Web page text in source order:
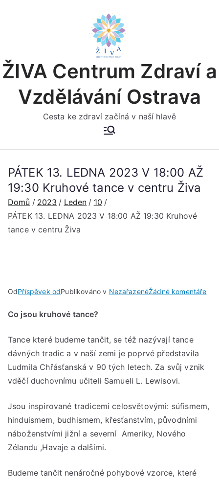
ŽIVA Centrum Zdraví a
Vzdělávání Ostrava
Cesta ke zdraví začíná v naší hlavě
PÁTEK 13. LEDNA 2023 V 18:00 AŽ
19:30 Kruhové tance v centru Živa
Domů 2023 Leden
10
PÁTEK 13. LEDNA 2023 V 18:00 AŽ 19:30 Kruhové
tance v centru Živa
OdPříspěvek odPublikováno v NezařazenéŽádné komentářeu
Co jsou kruhové tance?
Tance které budeme tančit, se též nazývají tance
dávných tradic a v naší zemi je poprvé představila
Ludmila Chřásťanská v 90 tých letech. Za svůj vznik
vděčí duchovnímu učiteli Samueli L. Lewisovi.
Jsou inspirované tradicemi celosvětovými: súfismem,
hinduismem, budhismem, křesťanstvím, původními
náboženstvími jižní a severní Ameriky, Nového
Zélandu ,Havaje a dalšími.
Budeme tančit nenáročné pohybové vzorce, které